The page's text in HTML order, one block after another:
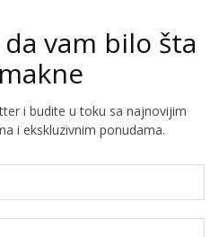
vam bilo šta
i budite u toku sa najnovijim
i ekskluzivnim ponudama.